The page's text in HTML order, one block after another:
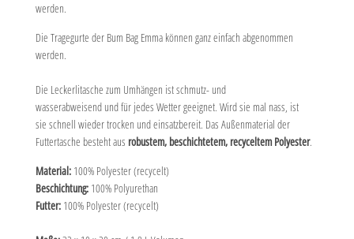
werden.
Die Tragegurte der Bum Bag Emma können ganz einfach abgenommen
werden.
Die Leckerlitasche zum Umhängen ist schmutz- und
wasserabweisend und für jedes Wetter geeignet. Wird sie mal nass, ist
sie schnell wieder trocken und einsatzbereit. Das Außenmaterial der
Futtertasche besteht aus robustem, beschichtetem, recyceltem Polyester.
Material: 100% Polyester (recycelt)
Beschichtung: 100% Polyurethan
Futter: 100% Polyester (recycelt)